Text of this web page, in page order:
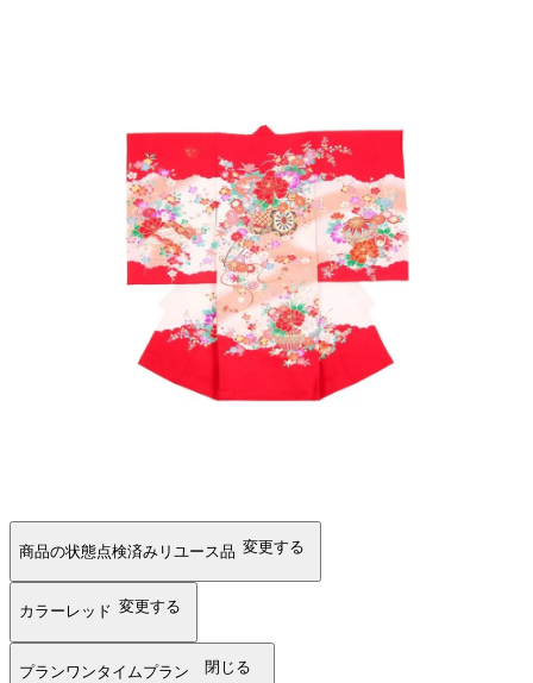
商品の状態点検済みリユース品 変更する
カラー レッド 変更する
プランワンタイムプラン 閉じる